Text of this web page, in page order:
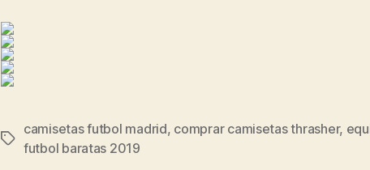
Etiquetas
camisetas futbol madrid, comprar camisetas thrasher,
futbol baratas 2019